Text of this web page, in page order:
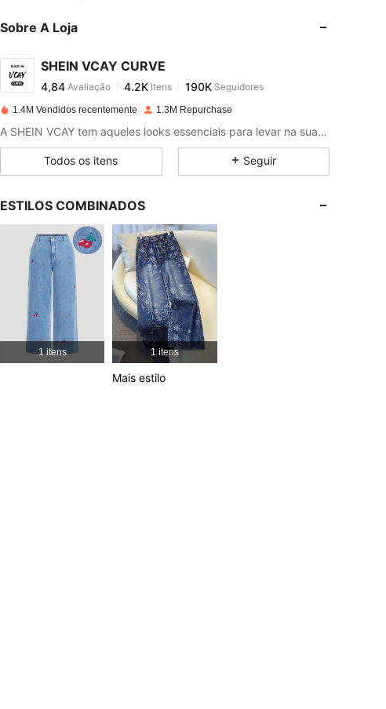
in, Formato do corpo: Triângulo, Cor: Lavagem Média, Tamanho: 3XL
Sobre A Loja
SHEIN VCAY CURVE
4,84
4,84 Avaliação 4.2K
a***zpago1 dia atrás
4,84
4,84 4.2K 190K
4,84 4.2K 190K
4,84 4.2K
1.4M Vendidos recentemente 1.3M Repurchase
A SHEIN VCAY tem aqueles looks essenciais para levar na sua bagagem, deixe seu estilo de férias completo!
Todos os itens Seguir
ESTILOS COMBINADOS
1 itens 1 itens
Mais estilo